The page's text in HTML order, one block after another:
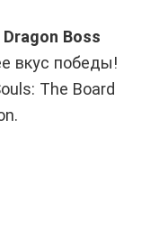
Boss
вкус победы!
The Board